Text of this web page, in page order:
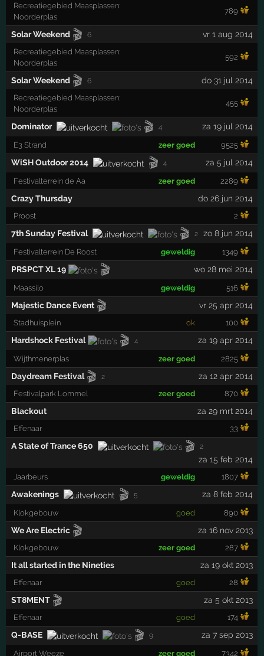
Recreatiegebied Maasplassen:
Noorderplas
789
Solar Weekend 🎬 6 vr 1 aug 2014
Recreatiegebied Maasplassen:
Noorderplas
592
Solar Weekend 🎬 6 do 31 jul 2014
Recreatiegebied Maasplassen:
Noorderplas
455
Dominator 🎬 4 za 19 jul 2014
E3 Strand zeer goed 9525
WiSH Outdoor 2014 🎬 4 za 5 jul 2014
Festivalterrein de Aa zeer goed 2289
Crazy Thursday do 26 jun 2014
Proost 2
7th Sunday Festival 🎬 2 zo 8 jun 2014
Festivalterrein De Roost geweldig 1349
PRSPCT XL 19 🎬 wo 28 mei 2014
Maassilo geweldig 516
Majestic Dance Event 🎬 vr 25 apr 2014
Stadhuisplein ok 100
Hardshock Festival 🎬 4 za 19 apr 2014
Wijthmenerplas zeer goed 2825
Daydream Festival 🎬 2 za 12 apr 2014
Festivalpark Lommel zeer goed 870
Blackout za 29 mrt 2014
Effenaar 33
A State of Trance 650 🎬 2
za 15 feb 2014
Jaarbeurs geweldig 1807
Awakenings 🎬 5 za 8 feb 2014
Klokgebouw goed 890
We Are Electric 🎬 za 16 nov 2013
Klokgebouw zeer goed 287
It all started in the Nineties za 19 okt 2013
Effenaar goed 28
ST8MENT 🎬 za 5 okt 2013
Effenaar goed 174
Q-BASE 🎬 9 za 7 sep 2013
Airport Weeze zeer goed 7342